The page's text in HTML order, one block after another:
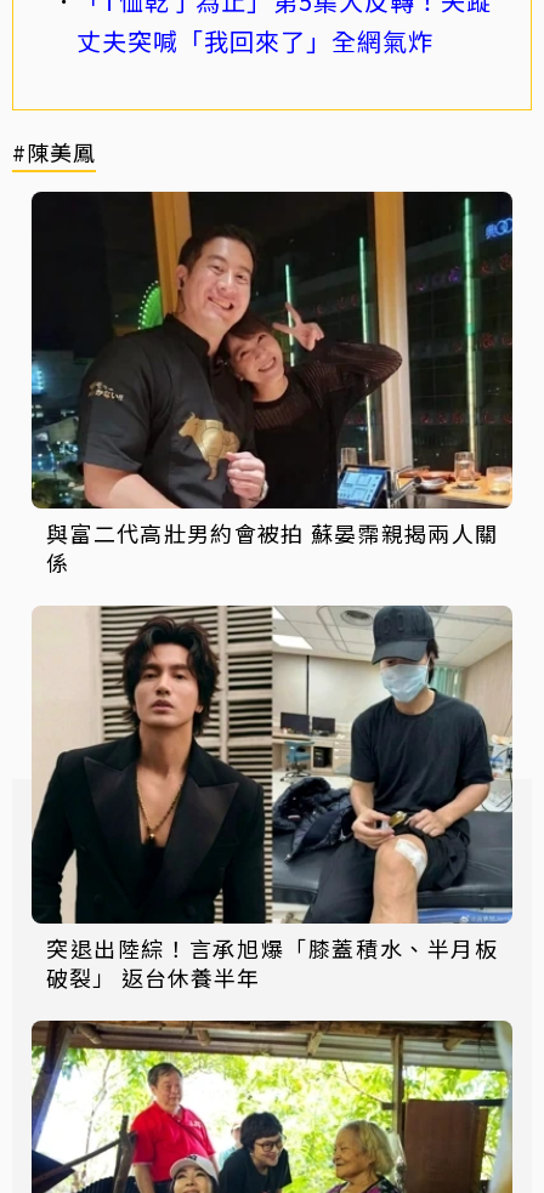
丈夫突喊「我回來了」全網氣炸
#陳美鳳
與富二代高壯男約會被拍 蘇晏霈親揭兩人關
係
突退出陸綜！言承旭爆「膝蓋積水、半月板
破裂」 返台休養半年